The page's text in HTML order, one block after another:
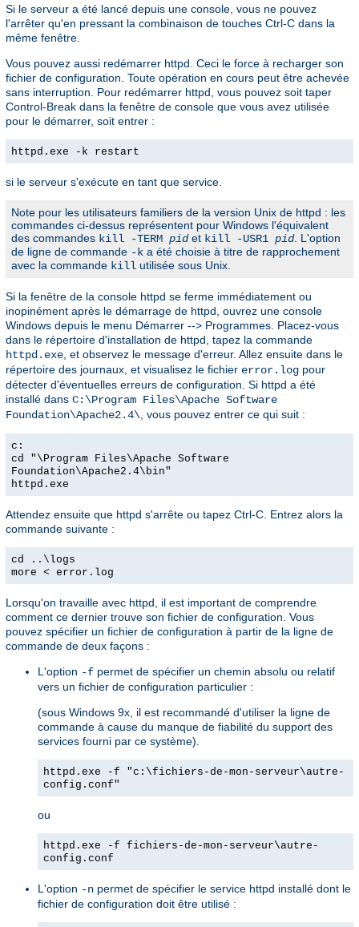
Si le serveur a été lancé depuis une console, vous ne pouvez
l'arrêter qu'en pressant la combinaison de touches Ctrl-C dans la
même fenêtre.
Vous pouvez aussi redémarrer httpd. Ceci le force à recharger son
fichier de configuration. Toute opération en cours peut être achevée
sans interruption. Pour redémarrer httpd, vous pouvez soit taper
Control-Break dans la fenêtre de console que vous avez utilisée
pour le démarrer, soit entrer :
httpd.exe -k restart
si le serveur s'exécute en tant que service.
Note pour les utilisateurs familiers de la version Unix de httpd : les
commandes ci-dessus représentent pour Windows l'équivalent
des commandes kill -TERM pidet kill -USR1 pid. L'option
de ligne de commande -k a été choisie à titre de rapprochement
avec la commande kill utilisée sous Unix.
Si la fenêtre de la console httpd se ferme immédiatement ou
inopinément après le démarrage de httpd, ouvrez une console
Windows depuis le menu Démarrer --> Programmes. Placez-vous
dans le répertoire d'installation de httpd, tapez la commande
httpd.exe , et observez le message d'erreur. Allez ensuite dans le
répertoire des journaux, et visualisez le fichier error.log pour
détecter d'éventuelles erreurs de configuration. Si httpd a été
installé dans C:\Program Files\Apache Software
Foundation\Apache2.4\ , vous pouvez entrer ce qui suit :
c:
cd "\Program Files\Apache Software
Foundation\Apache2.4\bin"
httpd.exe
Attendez ensuite que httpd s'arrête ou tapez Ctrl-C. Entrez alors la
commande suivante :
cd ..\logs
more < error.log
Lorsqu'on travaille avec httpd, il est important de comprendre
comment ce dernier trouve son fichier de configuration. Vous
pouvez spécifier un fichier de configuration à partir de la ligne de
commande de deux façons :
L'option -f permet de spécifier un chemin absolu ou relatif
vers un fichier de configuration particulier :
(sous Windows 9x, il est recommandé d'utiliser la ligne de
commande à cause du manque de fiabilité du support des
services fourni par ce système).
httpd.exe -f "c:\fichiers-de-mon-serveur\autre-
config.conf"
ou
httpd.exe -f fichiers-de-mon-serveur\autre-
config.conf
L'option -n permet de spécifier le service httpd installé dont le
fichier de configuration doit être utilisé :